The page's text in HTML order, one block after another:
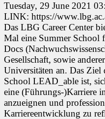
Tuesday, 29 June 2021
LINK: https://
Das LBG Career Center
Mal eine Summer School
Docs
Gesellschaft, sowie
Universitäten an. Das Ziel
School LEAD_able ist,
eine (Führungs-)Karriere
anzueignen und
Karriereentwicklung zu